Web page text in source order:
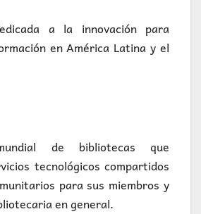
a la innovación para
en América Latina y el
de bibliotecas que
tecnológicos compartidos
para sus miembros y
en general.